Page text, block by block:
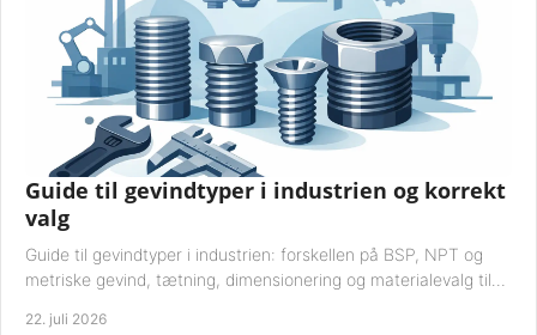
Guide til gevindtyper i industrien og korrekt
valg
Guide til gevindtyper i industrien: forskellen på BSP, NPT og
metriske gevind, tætning, dimensionering og materialevalg til
22. juli 2026